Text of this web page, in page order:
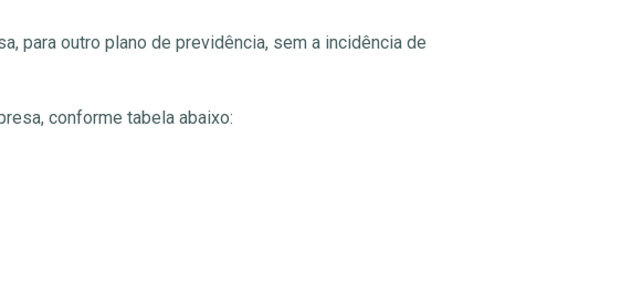
para outro plano de previdência, sem a incidência de
conforme tabela abaixo: